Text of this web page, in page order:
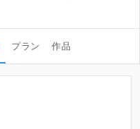
プラン 作品